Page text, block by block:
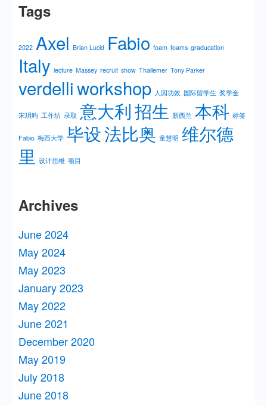
Tags
2022 Axel Brian Lucid Fabio foam foams graducation
Italy lecture Massey recruit show Thallemer Tony Parker
verdelliworkshop 人因功效 国际留学生 奖学金
宋玥昀 工作坊 录取 意大利招生 新⻄兰 本科 标签
Fabio 梅⻄⼤学 毕设法比奥 童慧明 维尔德
里
设计思维 项目
Archives
June 2024
May 2024
May 2023
January 2023
May 2022
June 2021
December 2020
May 2019
July 2018
June 2018